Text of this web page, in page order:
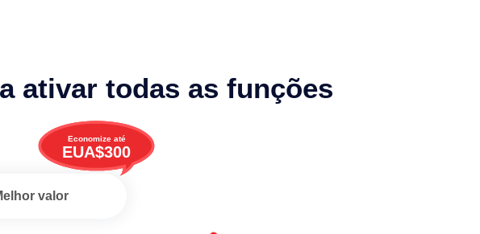
ativar todas as funções
valor
Economize até
EUA$300